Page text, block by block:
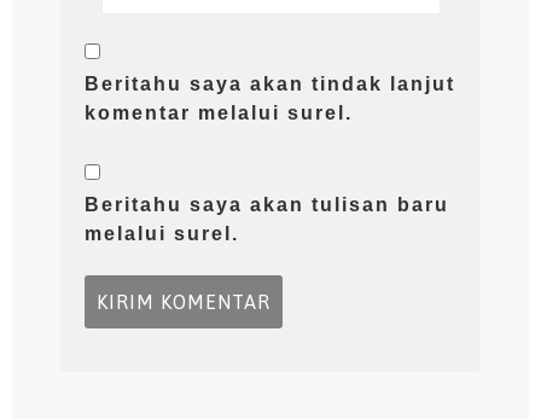
Beritahu saya akan tindak lanjut
komentar melalui surel.
Beritahu saya akan tulisan baru
melalui surel.